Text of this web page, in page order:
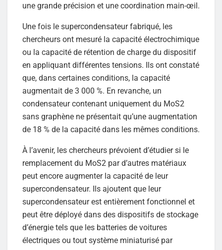
une grande précision et une coordination main-œil.
Une fois le supercondensateur fabriqué, les
chercheurs ont mesuré la capacité électrochimique
ou la capacité de rétention de charge du dispositif
en appliquant différentes tensions. Ils ont constaté
que, dans certaines conditions, la capacité
augmentait de 3 000 %. En revanche, un
condensateur contenant uniquement du MoS2
sans graphène ne présentait qu’une augmentation
de 18 % de la capacité dans les mêmes conditions.
À l’avenir, les chercheurs prévoient d’étudier si le
remplacement du MoS2 par d’autres matériaux
peut encore augmenter la capacité de leur
supercondensateur. Ils ajoutent que leur
supercondensateur est entièrement fonctionnel et
peut être déployé dans des dispositifs de stockage
d’énergie tels que les batteries de voitures
électriques ou tout système miniaturisé par